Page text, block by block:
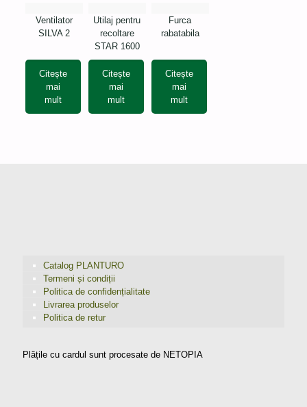
Ventilator
SILVA 2
Citește
mai
mult
Utilaj pentru
recoltare
STAR 1600
Citește
mai
mult
Furca
rabatabila
Citește
mai
mult
Catalog PLANTURO
Termeni și condiții
Politica de confidențialitate
Livrarea produselor
Politica de retur
Plățile cu cardul sunt procesate de NETOPIA